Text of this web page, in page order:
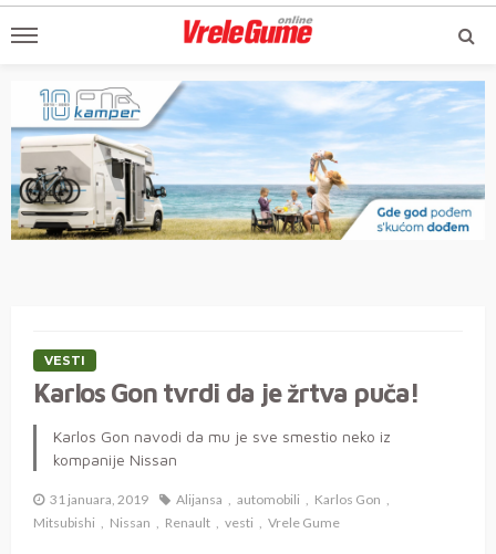
VESTI
Karlos Gon tvrdi da je žrtva puča!
Karlos Gon navodi da mu je sve smestio neko iz
kompanije Nissan
31 januara, 2019 Alijansa automobili
Karlos Gon
Mitsubishi
Nissan Renault vesti Vrele Gume